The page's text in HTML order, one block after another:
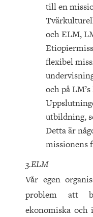
till en
och ELM,
flexibel
och på
utbildning,
Detta är
missionens
3.ELM
Vår egen
problem att
ekonomiska och